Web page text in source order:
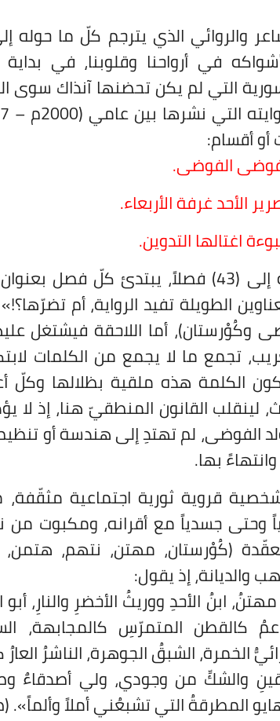
والروائي الذي يترجم كلّ ما حوله
في أرواحنا وقلوبنا، في بداية
التي لم يكن تحضنها آنذاك سوى
أو أقسام:
فوضى الفوضى.
الأحد غرفة الأربعاء.
اغتالها التدوين.
تنقسم الرواية إلى (43) فصلاً، يبتدئ كلّ فصل
الطويلة تفيد الرواية، أم
وكُوْرستان)، أما اللاحقة فيشتغل
تجمع ما لا يجمع من الكلمات
الكلمة هذه ملقية بظلالها وكلّ
لينقلب القانون المنطقيّ هنا، إذ
الفوضى، لم تهتدِ إلى هندسة أو
بها.
قروية ثورية اجتماعية مثقّفة،
وحتى جسدياً مع أقرانه، ومكبوت من
(كُوْرستان، مهتن، نتهم، هتمن،
والديانة، إذ يقول:
ابنُ الأحدِ ووريثُ الأخضرِ والنارِ، أبو
كالقطن المتمرّسِ كالمجابهة،
الخمرة، الشبقُ الجوهرة، الناشرُ
والشكِّ من وجودي، ولي أصدقاءٌ
المطرقةُ التي تشبعُني أملاً وألماً».